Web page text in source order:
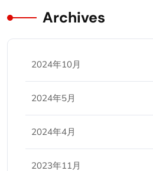
Archives
2024年10月
2024年5月
2024年4月
2023年11月